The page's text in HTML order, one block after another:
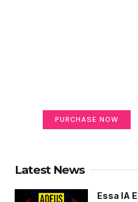
PURCHASE NOW
Latest News
Essa IA